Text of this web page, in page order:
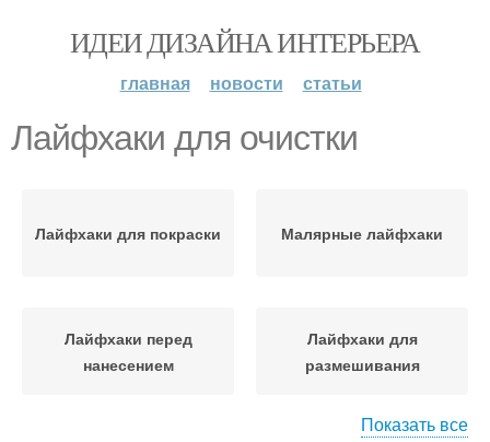
ИДЕИ ДИЗАЙНА ИНТЕРЬЕРА
главная новости статьи
Лайфхаки для очистки
Лайфхаки для покраски Малярные лайфхаки
Лайфхаки перед
нанесением
Лайфхаки для
размешивания
Показать все